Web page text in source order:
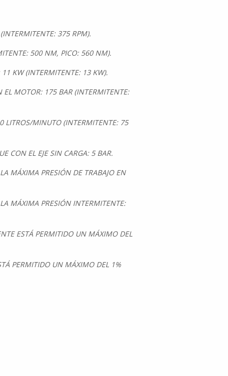
375 RPM).
500 NM, PICO: 560 NM).
KW (INTERMITENTE: 13 KW).
EL MOTOR: 175 BAR (INTERMITENTE:
LITROS/MINUTO (INTERMITENTE: 75
CON EL EJE SIN CARGA: 5 BAR.
MÁXIMA PRESIÓN DE TRABAJO EN
MÁXIMA PRESIÓN INTERMITENTE:
ESTÁ PERMITIDO UN MÁXIMO DEL
PERMITIDO UN MÁXIMO DEL 1%